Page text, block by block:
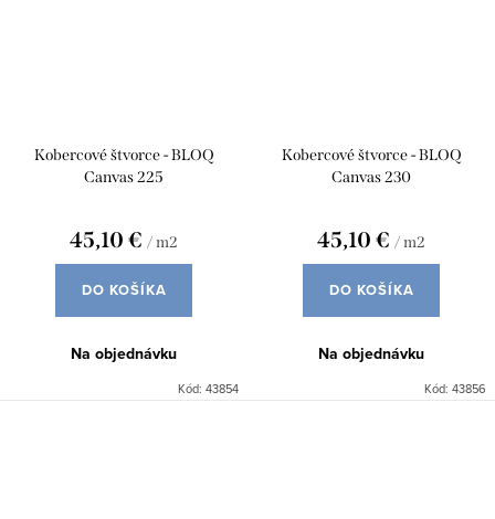
Kobercové štvorce - BLOQ
Canvas 225
45,10 € / m2
DO KOŠÍKA
Na objednávku
Kód: 43854
Kobercové štvorce - BLOQ
Canvas 230
45,10 € / m2
DO KOŠÍKA
Na objednávku
Kód: 43856